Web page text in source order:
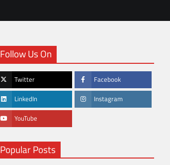
Follow Us On
Twitter Facebook
LinkedIn Instagram
YouTube
Popular Posts